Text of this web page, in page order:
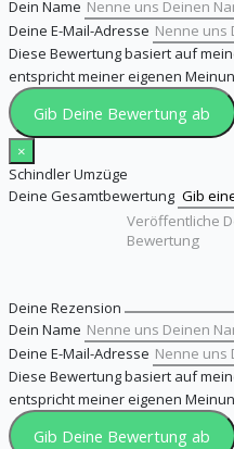
Dein Name
Deine E-Mail-Adresse
Diese Bewertung basiert auf
entspricht meiner eigenen
Gib Deine Bewertung ab
×
Schindler Umzüge
Deine Gesamtbewertung
Deine Rezension
Dein Name
Deine E-Mail-Adresse
Diese Bewertung basiert auf
entspricht meiner eigenen
Gib Deine Bewertung ab